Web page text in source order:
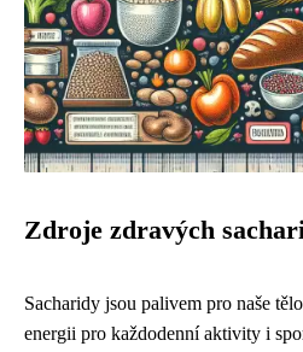
Zdroje zdravých
Sacharidy jsou palivem pro naše
energii pro každodenní aktivity i